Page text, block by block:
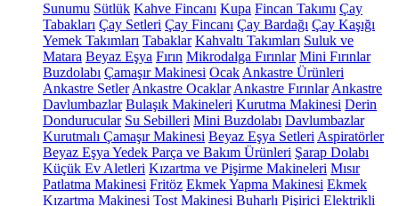
Sunumu Sütlük Kahve Fincanı Kupa Fincan Takımı Çay
Tabakları Çay Setleri Çay Fincanı Çay Bardağı Çay Kaşığı
Yemek Takımları Tabaklar Kahvaltı Takımları Suluk ve
Matara Beyaz Eşya Fırın Mikrodalga Fırınlar Mini Fırınlar
Buzdolabı Çamaşır Makinesi Ocak Ankastre Ürünleri
Ankastre Setler Ankastre Ocaklar Ankastre Fırınlar Ankastre
Davlumbazlar Bulaşık Makineleri Kurutma Makinesi Derin
Dondurucular Su Sebilleri Mini Buzdolabı Davlumbazlar
Kurutmalı Çamaşır Makinesi Beyaz Eşya Setleri Aspiratörler
Beyaz Eşya Yedek Parça ve Bakım Ürünleri Şarap Dolabı
Küçük Ev Aletleri Kızartma ve Pişirme Makineleri Mısır
Patlatma Makinesi Fritöz Ekmek Yapma Makinesi Ekmek
Kızartma Makinesi Tost Makinesi Buharlı Pişirici Elektrikli